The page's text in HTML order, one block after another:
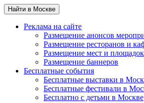
Найти в Москве
Реклама на сайте
Размещение анонсов
Размещение ресторанов и
Размещение мест и площадок
Размещение баннеров
Бесплатные события
Бесплатные выставки в
Бесплатные фестивали в
Бесплатно с детьми в Москве